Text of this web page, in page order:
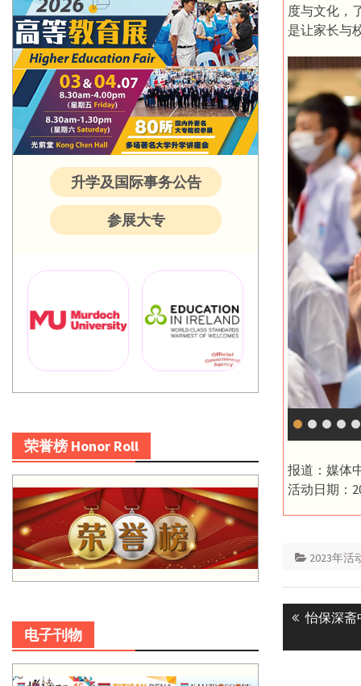
度与文化，
是让家长与
报道：媒体
活动日期：
2023年活
Post
Previous
怡保深斋
升学及国际事务公告
参展大专
荣誉榜 Honor Roll
电子刊物